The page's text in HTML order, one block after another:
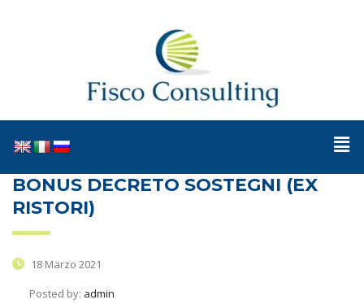
BONUS DECRETO SOSTEGNI (EX
RISTORI)
18 Marzo 2021
Posted by: admin